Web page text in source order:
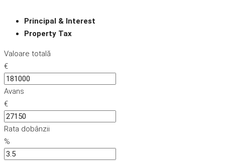
Principal & Interest
Property Tax
Valoare totală
€
Avans
€
Rata dobânzii
%